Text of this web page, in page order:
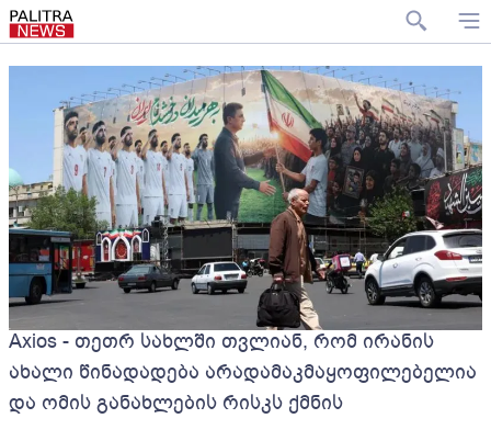
Axios - თეთრ სახლში თვლიან, რომ ირანის
ახალი წინადადება არადამაკმაყოფილებელია
და ომის განახლების რისკს ქმნის